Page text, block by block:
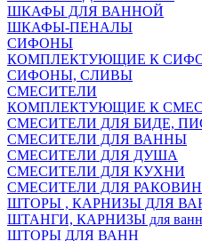
ШКАФЫ ДЛЯ ВАННОЙ
ШКАФЫ-ПЕНАЛЫ
СИФОНЫ
КОМПЛЕКТУЮЩИЕ К
СИФОНЫ, СЛИВЫ
СМЕСИТЕЛИ
КОМПЛЕКТУЮЩИЕ К
СМЕСИТЕЛИ ДЛЯ БИДЕ,
СМЕСИТЕЛИ ДЛЯ ВАННЫ
СМЕСИТЕЛИ ДЛЯ ДУША
СМЕСИТЕЛИ ДЛЯ КУХНИ
СМЕСИТЕЛИ ДЛЯ
ШТОРЫ , КАРНИЗЫ ДЛЯ
ШТАНГИ, КАРНИЗЫ для ванн
ШТОРЫ ДЛЯ ВАНН